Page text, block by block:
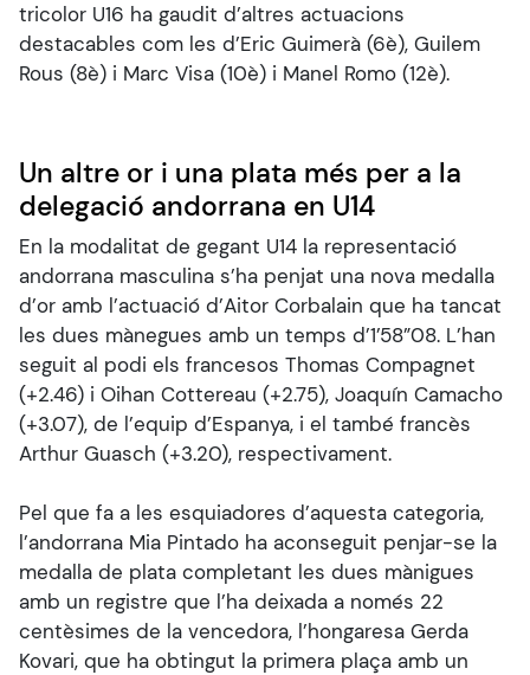
tricolor U16 ha gaudit d’altres actuacions
destacables com les d’Eric Guimerà (6è), Guilem
Rous (8è) i Marc Visa (10è) i Manel Romo (12è).
Un altre or i una plata més per a la
delegació andorrana en U14
En la modalitat de gegant U14 la representació
andorrana masculina s’ha penjat una nova medalla
d’or amb l’actuació d’Aitor Corbalain que ha tancat
les dues mànegues amb un temps d’1’58”08. L’han
seguit al podi els francesos Thomas Compagnet
(+2.46) i Oihan Cottereau (+2.75), Joaquín Camacho
(+3.07), de l’equip d’Espanya, i el també francès
Arthur Guasch (+3.20), respectivament.
Pel que fa a les esquiadores d’aquesta categoria,
l’andorrana Mia Pintado ha aconseguit penjar-se la
medalla de plata completant les dues mànigues
amb un registre que l’ha deixada a només 22
centèsimes de la vencedora, l’hongaresa Gerda
Kovari, que ha obtingut la primera plaça amb un